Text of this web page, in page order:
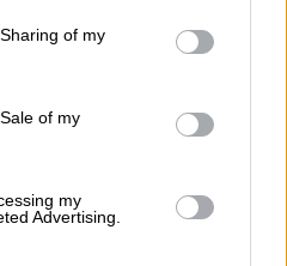
of my
of my
my
Advertising.
ΝΤΥΝΑΝ»
των ασφαλιστικών